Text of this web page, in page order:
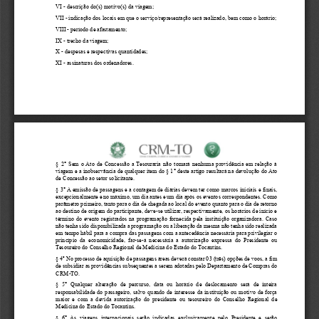
VI - descrição do(s) motivo(s) da viagem;
VII -indicação dos locais em que o serviço/representação será realizado, bem como o horário;
VIII - período de afastamento;
IX - trecho da viagem;
X - despesas e respectivas quantidades;
XI - assinaturas dos ordenadores.
§ 2° Sem o Ato de Concessão a Tesouraria não tomará nenhuma providência em relação à
viagem e a inobservância de qualquer item do § 1° deste artigo resultará na devolução do Ato
de Concessão ao setor solicitante.
§ 3° A emissão de passagens e a contagem de diárias devem ter como marcos iniciais e finais,
excepcionalmente e no máximo, um dia antes e um dia após os eventos correspondentes. Como
parâmetro primeiro, tanto para o dia de chegada ao local do evento quanto para o dia de retorno
ao destino de origem do participante, deve-se utilizar, respectivamente, os horários de início e
término do evento registrados na programação fornecida pela instituição organizadora. Caso
não tenha sido disponibilizada a programação ou a liberação da mesma não tenha sido realizada
em tempo hábil para a compra das passagens com a antecedência necessária para privilegiar o
princípio  da  economicidade,  far-se-á  necessária  a  autorização  expressa  do  Presidente  ou
Tesoureiro do Conselho Regional de Medicina do Estado do Tocantins.
§ 4º No processo de aquisição de passagens áreas deverá constar 03 (três) opções de voos, a fim
de subsidiar as providências subsequentes a serem adotadas pelo Departamento de Compras do
CRM-TO.
§  5°  Qualquer  alteração  de  percurso,  data  ou  horário  de  deslocamento  será  de  inteira
responsabilidade do passageiro, salvo quando de interesse da instituição ou motivo de força
maior  e  com  a  devida  autorização  do  presidente  ou  tesoureiro  do  Conselho  Regional  de
Medicina do Estado do Tocantins.
§  6°  As  viagens  internacionais  serão  indicadas  exclusivamente  pelo  Presidente  e  serão